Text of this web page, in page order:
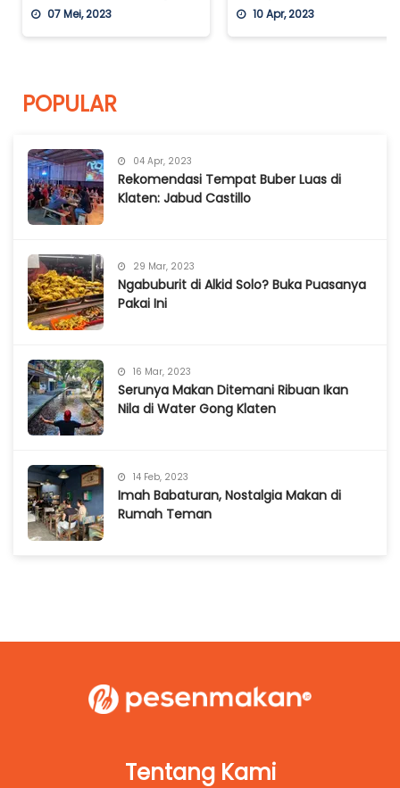
Masakan Tradisional
yang Nikmat dengan
07 Mei, 2023
Restoran yang
Menyajikan Masakan
10 Apr, 2023
POPULAR
04 Apr, 2023
Rekomendasi Tempat Buber Luas di
Klaten: Jabud Castillo
29 Mar, 2023
Ngabuburit di Alkid Solo? Buka Puasanya
Pakai Ini
16 Mar, 2023
Serunya Makan Ditemani Ribuan Ikan
Nila di Water Gong Klaten
14 Feb, 2023
Imah Babaturan, Nostalgia Makan di
Rumah Teman
Tentang Kami